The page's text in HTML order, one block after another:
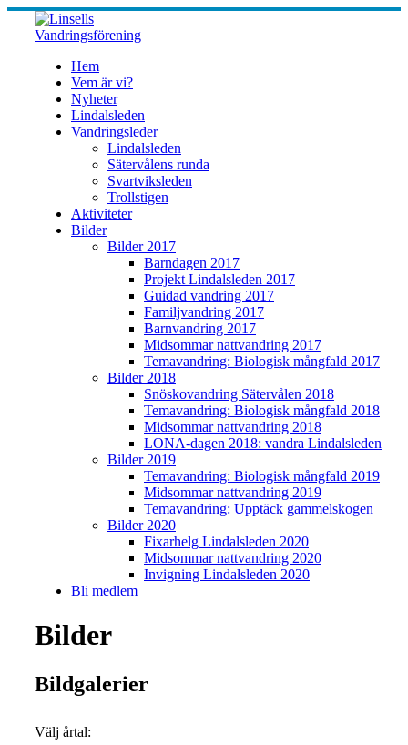
Skip
content
Hem
Vem är vi?
Nyheter
Lindalsleden
Vandringsleder
Lindalsleden
Sätervålens runda
Svartviksleden
Trollstigen
Aktiviteter
Bilder
Bilder 2017
Barndagen 2017
Projekt Lindalsleden 2017
Guidad vandring 2017
Familjvandring 2017
Barnvandring 2017
Midsommar nattvandring 2017
Temavandring: Biologisk mångfald 2017
Bilder 2018
Snöskovandring Sätervålen 2018
Temavandring: Biologisk mångfald 2018
Midsommar nattvandring 2018
LONA-dagen 2018: vandra Lindalsleden
Bilder 2019
Temavandring: Biologisk mångfald 2019
Midsommar nattvandring 2019
Temavandring: Upptäck gammelskogen
Bilder 2020
Fixarhelg Lindalsleden 2020
Midsommar nattvandring 2020
Invigning Lindalsleden 2020
Bli medlem
Bilder
Bildgalerier
Välj årtal: